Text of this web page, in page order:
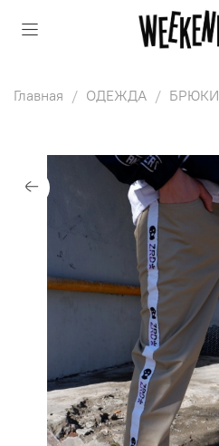
Главная ОДЕЖДА БРЮКИ